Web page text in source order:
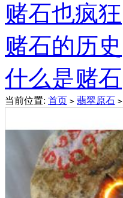
赌石也疯狂
赌石的历史
什么是赌石
当前位置: 首页 > 翡翠原石 >